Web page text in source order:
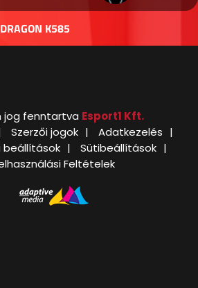
K585
jog fenntartva Esport1 Kft.
Szerzői jogok
Adatkezelés
Sütibeállítások
Feltételek